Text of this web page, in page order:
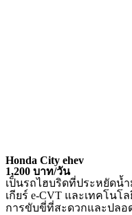
Honda City ehev
1,200 บาท/วัน
เป็นรถไฮบริดที่ประหยัดน้
เกียร์ e-CVT และเทคโนโ
การขับขี่ที่สะดวกและปลอ